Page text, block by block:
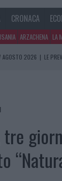
CRONACA
ARZACHENA LA
AGOSTO 2026 | LE
tre